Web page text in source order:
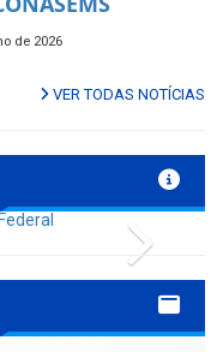
de 2026
VER TODAS NOTÍCIAS